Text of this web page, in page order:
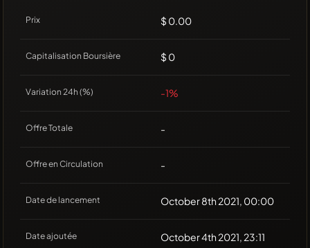
Prix $ 0.00
Capitalisation Boursière $ 0
Variation 24h (%) -1%
Offre Totale -
Offre en Circulation -
Date de lancement October 8th 2021, 00:00
Date ajoutée October 4th 2021, 23:11